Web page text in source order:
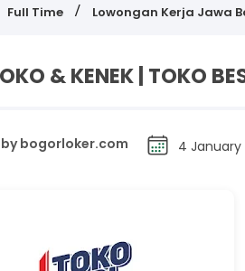
Full Time Lowongan Kerja Jawa
& KENEK | TOKO
bogorloker.com 4 January